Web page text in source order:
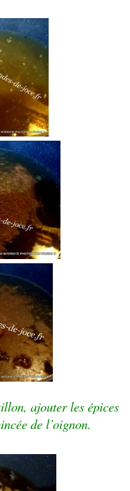
ajouter les épices
de l’oignon.